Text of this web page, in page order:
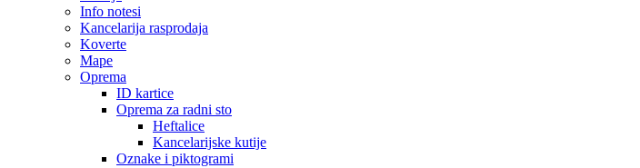
Info notesi
Kancelarija rasprodaja
Koverte
Mape
Oprema
ID kartice
Oprema za radni sto
Heftalice
Kancelarijske kutije
Oznake i piktogrami